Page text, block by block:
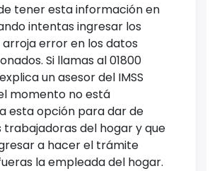
tener esta información en
intentas ingresar los
error en los datos
Si llamas al 01800
un asesor del IMSS
momento no está
esta opción para dar de
trabajadoras del hogar y que
a hacer el trámite
la empleada del hogar.